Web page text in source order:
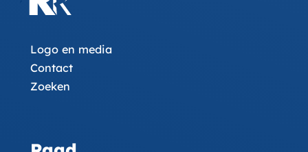
Logo en media
Contact
Zoeken